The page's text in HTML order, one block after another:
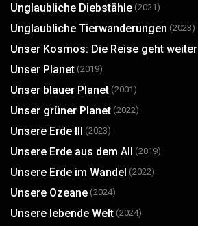
Unglaubliche Diebstähle (2021)
Unglaubliche Tierwanderungen (2023)
Unser Kosmos: Die Reise geht weiter
Unser Planet (2019)
Unser blauer Planet (2001)
Unser grüner Planet (2022)
Unsere Erde III (2023)
Unsere Erde aus dem All (2019)
Unsere Erde im Wandel (2022)
Unsere Ozeane (2024)
Unsere lebende Welt (2024)